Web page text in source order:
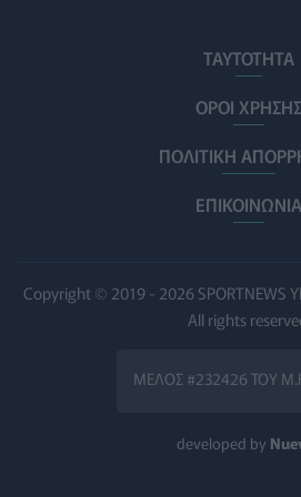
σοβαρής εγκεφαλικής κάκωσης
ΗΠΑ: Μεγάλη τράπεζα επενδύει
τον χρόνο για φάρμακα GLP-1
07/08/2026 - 13:00
ΥΓΕΊΑ 07/08/2026 - 11:57
Γλοιοβλάστωμα: Νέο «παράθυρο»
αποτελεσματική χημειοθεραπεία
ΤΑΥΤΟΤΗΤΑ
ΟΡΟΙ ΧΡΗΣΗΣ
ΠΟΛΙΤΙΚΗ
ΕΠΙΚΟΙΝΩΝΙΑ
Copyright © 2019 - 2026 SPORTNEWS
All rights
ΜΕΛΟΣ #232426 ΤΟΥ
developed by